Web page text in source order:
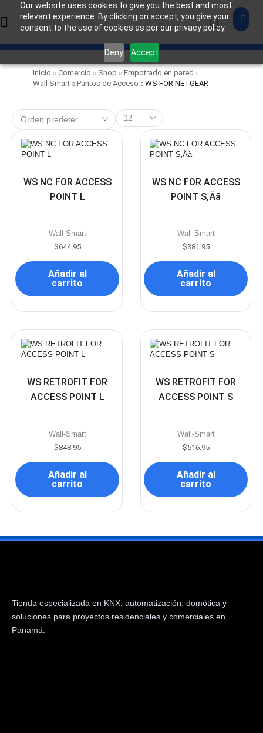
Our website uses cookies to give you the best and most
relevant experience. By clicking on accept, you give your
consent to the use of cookies as per our privacy policy.
Deny Accept
Inicio Comercio Shop
Empotrado en pared
Wall Smart
Puntos de Acceso WS FOR NETGEAR
WS NC FOR ACCESS
POINT L
Wall-Smart
$644.95
Añadir al
carrito
WS NC FOR ACCESS
POINT S‚Äã
Wall-Smart
$381.95
Añadir al
carrito
WS RETROFIT FOR
ACCESS POINT L
Wall-Smart
$848.95
Añadir al
carrito
WS RETROFIT FOR
ACCESS POINT S
Wall-Smart
$516.95
Añadir al
carrito
Tienda especializada en KNX, automatización, domótica y
soluciones para proyectos residenciales y comerciales en
Panamá.